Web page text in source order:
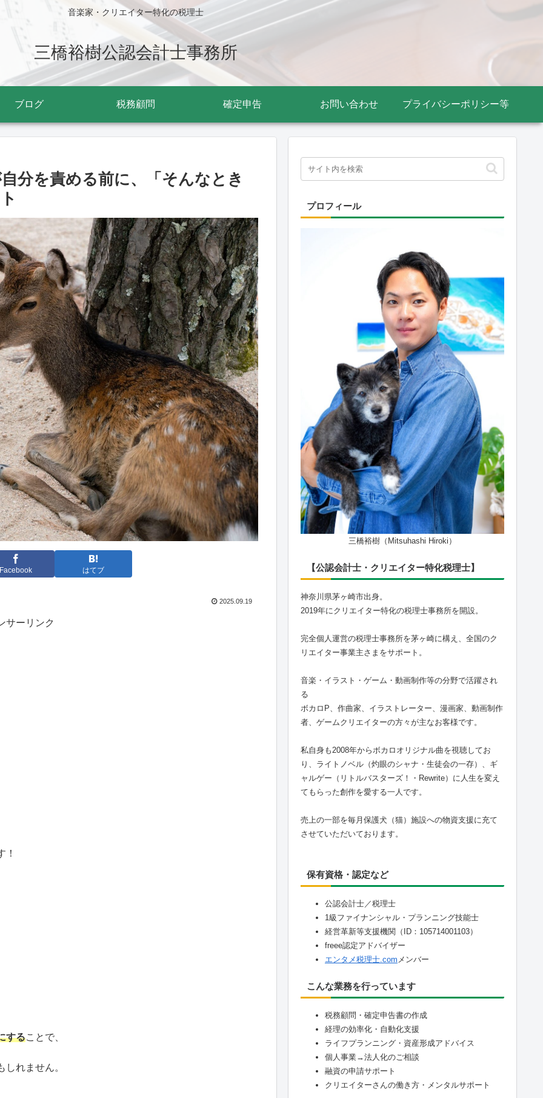
音楽家・クリエイター特化の税理士
三橋裕樹公認会計士事務所
ブログ 税務顧問 確定申告 お問い合わせ プライバシーポリシー等
分を責める前に、「そんなとき
Facebook はてブ
2025.09.19
サーリンク
！
することで、
れません。
プロフィール
三橋裕樹（Mitsuhashi Hiroki）
【公認会計士・クリエイター特化税理士】
神奈川県茅ヶ崎市出身。
2019年にクリエイター特化の税理士事務所を開設。
完全個人運営の税理士事務所を茅ヶ崎に構え、全国のク
リエイター事業主さまをサポート。
音楽・イラスト・ゲーム・動画制作等の分野で活躍され
る
ボカロP、作曲家、イラストレーター、漫画家、動画制作
者、ゲームクリエイターの方々が主なお客様です。
私自身も2008年からボカロオリジナル曲を視聴してお
り、ライトノベル（灼眼のシャナ・生徒会の一存）、ギ
ャルゲー（リトルバスターズ！・Rewrite）に人生を変え
てもらった創作を愛する一人です。
売上の一部を毎月保護犬（猫）施設への物資支援に充て
させていただいております。
保有資格・認定など
公認会計士／税理士
1級ファイナンシャル・プランニング技能士
経営革新等支援機関（ID：105714001103）
freee認定アドバイザー
エンタメ税理士.com メンバー
こんな業務を行っています
税務顧問・確定申告書の作成
経理の効率化・自動化支援
ライフプランニング・資産形成アドバイス
個人事業→法人化のご相談
融資の申請サポート
クリエイターさんの働き方・メンタルサポート